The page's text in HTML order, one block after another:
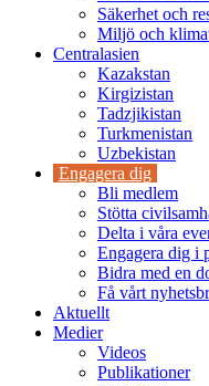
Säkerhet och
Miljö och
Centralasien
Kazakstan
Kirgizistan
Tadzjikistan
Turkmenistan
Uzbekistan
Engagera dig
Bli medlem
Stötta
Delta i våra
Engagera dig i
Bidra med en
Få vårt
Aktuellt
Medier
Videos
Publikationer